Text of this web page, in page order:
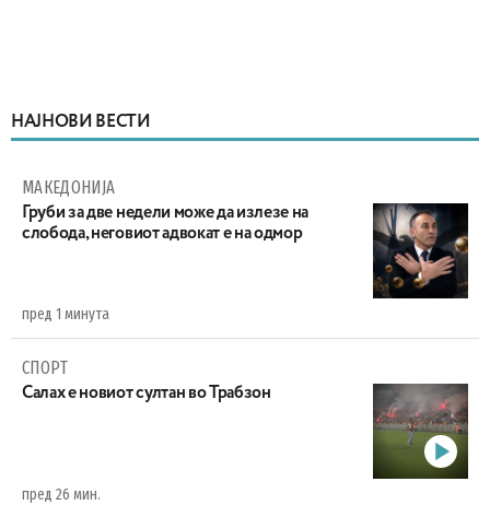
НАЈНОВИ ВЕСТИ
МАКЕДОНИЈА
Груби за две недели може да излезе на
слобода, неговиот адвокат е на одмор
пред 1 минута
СПОРТ
Салах е новиот султан во Трабзон
пред 26 мин.